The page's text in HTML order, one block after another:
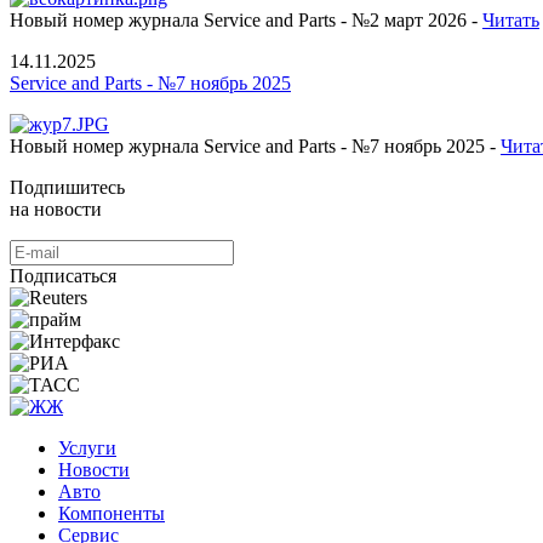
Новый номер журнала Service and Parts - №2 март 2026 - Читать
14.11.2025
Service and Parts - №7 ноябрь 2025
Новый номер журнала Service and Parts - №7 ноябрь 2025 -
Подпишитесь
на новости
Подписаться
Услуги
Новости
Авто
Компоненты
Сервис